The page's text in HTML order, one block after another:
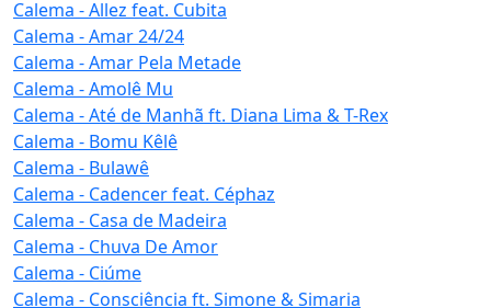
Calema - Allez feat. Cubita
Calema - Amar 24/24
Calema - Amar Pela Metade
Calema - Amolê Mu
Calema - Até de Manhã ft. Diana Lima & T-Rex
Calema - Bomu Kêlê
Calema - Bulawê
Calema - Cadencer feat. Céphaz
Calema - Casa de Madeira
Calema - Chuva De Amor
Calema - Ciúme
Calema - Consciência ft. Simone & Simaria